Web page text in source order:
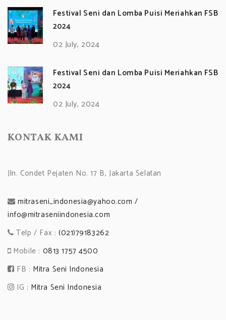
Festival Seni dan Lomba Puisi Meriahkan FSB
2024
02 July, 2024
Festival Seni dan Lomba Puisi Meriahkan FSB
2024
02 July, 2024
KONTAK KAMI
Jln. Condet Pejaten No. 17 B, Jakarta Selatan
mitraseni_indonesia@yahoo.com /
info@mitraseniindonesia.com
Telp / Fax :(021)79183262
Mobile : 0813 1757 4500
FB : Mitra Seni Indonesia
IG : Mitra Seni Indonesia